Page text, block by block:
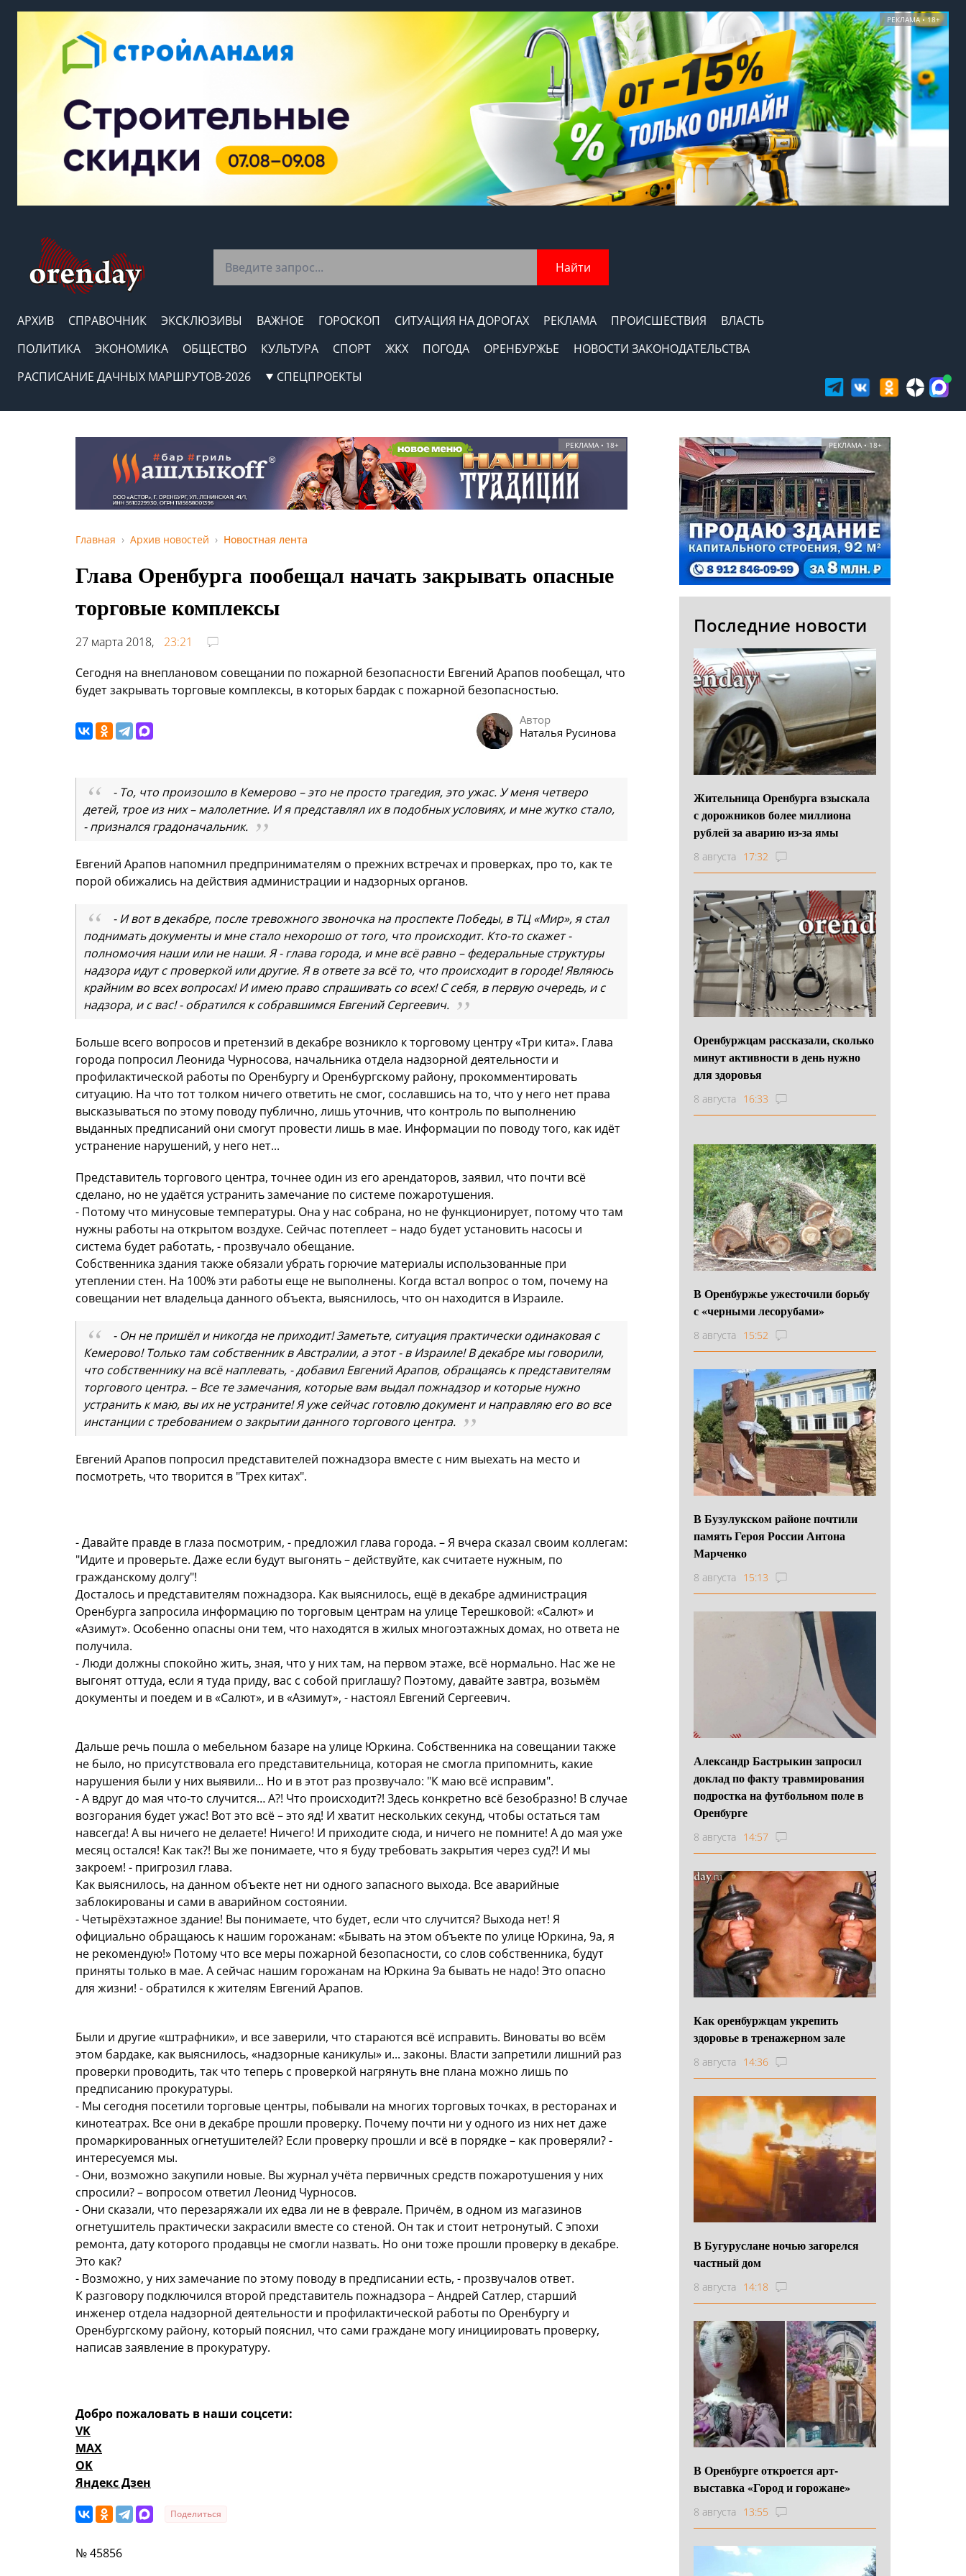
РЕКЛАМА • 18+
Найти
АРХИВ СПРАВОЧНИК ЭКСКЛЮЗИВЫ ВАЖНОЕ ГОРОСКОП СИТУАЦИЯ НА ДОРОГАХ РЕКЛАМА ПРОИСШЕСТВИЯ
ВЛАСТЬ
ПОЛИТИКА
ЭКОНОМИКА ОБЩЕСТВО КУЛЬТУРА СПОРТ ЖКХ ПОГОДА ОРЕНБУРЖЬЕ
НОВОСТИ ЗАКОНОДАТЕЛЬСТВА
РАСПИСАНИЕ ДАЧНЫХ МАРШРУТОВ-2026
СПЕЦПРОЕКТЫ
РЕКЛАМА • 18+
Главная Архив новостей Новостная лента
Глава Оренбурга пообещал начать закрывать опасные
торговые комплексы
27 марта 2018,
23:21
Сегодня на внеплановом совещании по пожарной безопасности Евгений Арапов пообещал, что
будет закрывать торговые комплексы, в которых бардак с пожарной безопасностью.
Автор
Наталья Русинова
- То, что произошло в Кемерово – это не просто трагедия, это ужас. У меня четверо
детей, трое из них – малолетние. И я представлял их в подобных условиях, и мне жутко стало,
- признался градоначальник.
Евгений Арапов напомнил предпринимателям о прежних встречах и проверках, про то, как те
порой обижались на действия администрации и надзорных органов.
- И вот в декабре, после тревожного звоночка на проспекте Победы, в ТЦ «Мир», я стал
поднимать документы и мне стало нехорошо от того, что происходит. Кто-то скажет -
полномочия наши или не наши. Я - глава города, и мне всё равно – федеральные структуры
надзора идут с проверкой или другие. Я в ответе за всё то, что происходит в городе! Являюсь
крайним во всех вопросах! И имею право спрашивать со всех! С себя, в первую очередь, и с
надзора, и с вас! - обратился к собравшимся Евгений Сергеевич.
Больше всего вопросов и претензий в декабре возникло к торговому центру «Три кита». Глава
города попросил Леонида Чурносова, начальника отдела надзорной деятельности и
профилактической работы по Оренбургу и Оренбургскому району, прокомментировать
ситуацию. На что тот толком ничего ответить не смог, сославшись на то, что у него нет права
высказываться по этому поводу публично, лишь уточнив, что контроль по выполнению
выданных предписаний они смогут провести лишь в мае. Информации по поводу того, как идёт
устранение нарушений, у него нет...
Представитель торгового центра, точнее один из его арендаторов, заявил, что почти всё
сделано, но не удаётся устранить замечание по системе пожаротушения.
- Потому что минусовые температуры. Она у нас собрана, но не функционирует, потому что там
нужны работы на открытом воздухе. Сейчас потеплеет – надо будет установить насосы и
система будет работать, - прозвучало обещание.
Собственника здания также обязали убрать горючие материалы использованные при
утеплении стен. На 100% эти работы еще не выполнены. Когда встал вопрос о том, почему на
совещании нет владельца данного объекта, выяснилось, что он находится в Израиле.
- Он не пришёл и никогда не приходит! Заметьте, ситуация практически одинаковая с
Кемерово! Только там собственник в Австралии, а этот - в Израиле! В декабре мы говорили,
что собственнику на всё наплевать, - добавил Евгений Арапов, обращаясь к представителям
торгового центра. – Все те замечания, которые вам выдал пожнадзор и которые нужно
устранить к маю, вы их не устраните! Я уже сейчас готовлю документ и направляю его во все
инстанции с требованием о закрытии данного торгового центра.
Евгений Арапов попросил представителей пожнадзора вместе с ним выехать на место и
посмотреть, что творится в "Трех китах".
- Давайте правде в глаза посмотрим, - предложил глава города. – Я вчера сказал своим коллегам:
"Идите и проверьте. Даже если будут выгонять – действуйте, как считаете нужным, по
гражданскому долгу"!
Досталось и представителям пожнадзора. Как выяснилось, ещё в декабре администрация
Оренбурга запросила информацию по торговым центрам на улице Терешковой: «Салют» и
«Азимут». Особенно опасны они тем, что находятся в жилых многоэтажных домах, но ответа не
получила.
- Люди должны спокойно жить, зная, что у них там, на первом этаже, всё нормально. Нас же не
выгонят оттуда, если я туда приду, вас с собой приглашу? Поэтому, давайте завтра, возьмём
документы и поедем и в «Салют», и в «Азимут», - настоял Евгений Сергеевич.
Дальше речь пошла о мебельном базаре на улице Юркина. Собственника на совещании также
не было, но присутствовала его представительница, которая не смогла припомнить, какие
нарушения были у них выявили... Но и в этот раз прозвучало: "К маю всё исправим".
- А вдруг до мая что-то случится… А?! Что происходит?! Здесь конкретно всё безобразно! В случае
возгорания будет ужас! Вот это всё – это яд! И хватит нескольких секунд, чтобы остаться там
навсегда! А вы ничего не делаете! Ничего! И приходите сюда, и ничего не помните! А до мая уже
месяц остался! Как так?! Вы же понимаете, что я буду требовать закрытия через суд?! И мы
закроем! - пригрозил глава.
Как выяснилось, на данном объекте нет ни одного запасного выхода. Все аварийные
заблокированы и сами в аварийном состоянии.
- Четырёхэтажное здание! Вы понимаете, что будет, если что случится? Выхода нет! Я
официально обращаюсь к нашим горожанам: «Бывать на этом объекте по улице Юркина, 9а, я
не рекомендую!» Потому что все меры пожарной безопасности, со слов собственника, будут
приняты только в мае. А сейчас нашим горожанам на Юркина 9а бывать не надо! Это опасно
для жизни! - обратился к жителям Евгений Арапов.
Были и другие «штрафники», и все заверили, что стараются всё исправить. Виноваты во всём
этом бардаке, как выяснилось, «надзорные каникулы» и... законы. Власти запретили лишний раз
проверки проводить, так что теперь с проверкой нагрянуть вне плана можно лишь по
предписанию прокуратуры.
- Мы сегодня посетили торговые центры, побывали на многих торговых точках, в ресторанах и
кинотеатрах. Все они в декабре прошли проверку. Почему почти ни у одного из них нет даже
промаркированных огнетушителей? Если проверку прошли и всё в порядке – как проверяли? -
интересуемся мы.
- Они, возможно закупили новые. Вы журнал учёта первичных средств пожаротушения у них
спросили? – вопросом ответил Леонид Чурносов.
- Они сказали, что перезаряжали их едва ли не в феврале. Причём, в одном из магазинов
огнетушитель практически закрасили вместе со стеной. Он так и стоит нетронутый. С эпохи
ремонта, дату которого продавцы не смогли назвать. Но они тоже прошли проверку в декабре.
Это как?
- Возможно, у них замечание по этому поводу в предписании есть, - прозвучалов ответ.
К разговору подключился второй представитель пожнадзора – Андрей Сатлер, старший
инженер отдела надзорной деятельности и профилактической работы по Оренбургу и
Оренбургскому району, который пояснил, что сами граждане могу инициировать проверку,
написав заявление в прокуратуру.
Добро пожаловать в наши соцсети:
VK
MAX
OK
Яндекс Дзен
Поделиться
№ 45856
РЕКЛАМА • 18+
Последние новости
Жительница Оренбурга взыскала
с дорожников более миллиона
рублей за аварию из-за ямы
8 августа 17:32
Оренбуржцам рассказали, сколько
минут активности в день нужно
для здоровья
8 августа 16:33
В Оренбуржье ужесточили борьбу
с «черными лесорубами»
8 августа 15:52
В Бузулукском районе почтили
память Героя России Антона
Марченко
8 августа 15:13
Александр Бастрыкин запросил
доклад по факту травмирования
подростка на футбольном поле в
Оренбурге
8 августа 14:57
Как оренбуржцам укрепить
здоровье в тренажерном зале
8 августа 14:36
В Бугуруслане ночью загорелся
частный дом
8 августа 14:18
В Оренбурге откроется арт-
выставка «Город и горожане»
8 августа 13:55